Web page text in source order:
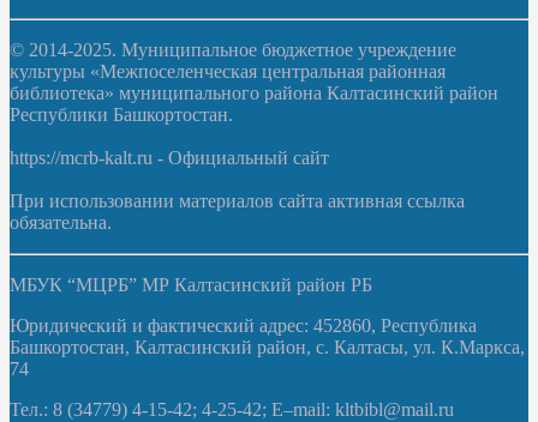
© 2014-2025. Муниципальное бюджетное учреждение
культуры «Межпоселенческая центральная районная
библиотека» муниципального района Калтасинский район
Республики Башкортостан.
https://mcrb-kalt.ru - Официальный сайт
При использовании материалов сайта активная ссылка
обязательна.
МБУК “МЦРБ” МР Калтасинский район РБ
Юридический и фактический адрес: 452860, Республика
Башкортостан, Калтасинский район, с. Калтасы, ул. К.Маркса,
74
Тел.: 8 (34779) 4-15-42; 4-25-42; E–mail: kltbibl@mail.ru